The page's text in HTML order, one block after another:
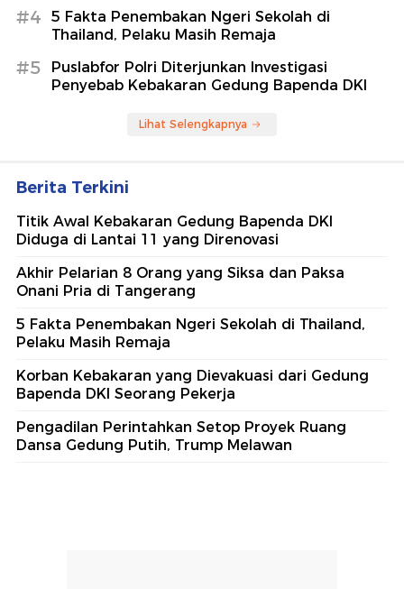
#4
5 Fakta Penembakan Ngeri Sekolah di
Thailand, Pelaku Masih Remaja
#5
Puslabfor Polri Diterjunkan Investigasi
Penyebab Kebakaran Gedung Bapenda DKI
Lihat Selengkapnya
Berita Terkini
Titik Awal Kebakaran Gedung Bapenda DKI
Diduga di Lantai 11 yang Direnovasi
Akhir Pelarian 8 Orang yang Siksa dan Paksa
Onani Pria di Tangerang
5 Fakta Penembakan Ngeri Sekolah di Thailand,
Pelaku Masih Remaja
Korban Kebakaran yang Dievakuasi dari Gedung
Bapenda DKI Seorang Pekerja
Pengadilan Perintahkan Setop Proyek Ruang
Dansa Gedung Putih, Trump Melawan